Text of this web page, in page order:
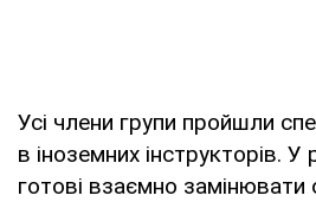
Усі члени групи пройшли
в іноземних інструкторів. У
готові взаємно замінювати